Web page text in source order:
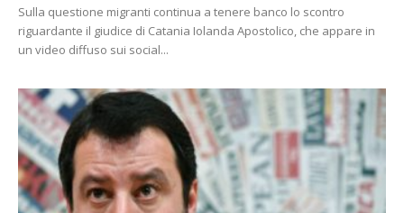
Sulla questione migranti continua a tenere banco lo scontro
riguardante il giudice di Catania Iolanda Apostolico, che appare in
un video diffuso sui social...